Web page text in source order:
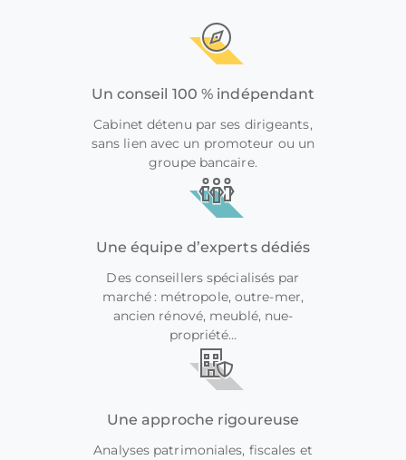
Un conseil 100 % indépendant
Cabinet détenu par ses dirigeants,
sans lien avec un promoteur ou un
groupe bancaire.
Une équipe d’experts dédiés
Des conseillers spécialisés par
marché : métropole, outre-mer,
ancien rénové, meublé, nue-
propriété…
Une approche rigoureuse
Analyses patrimoniales, fiscales et